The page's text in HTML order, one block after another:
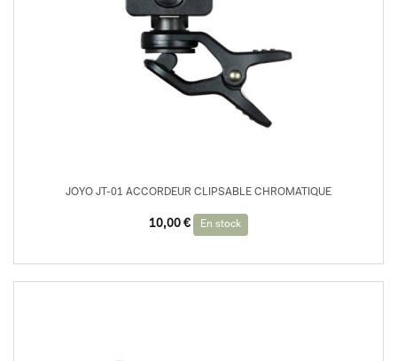
JOYO JT-01 ACCORDEUR CLIPSABLE CHROMATIQUE
10,00 € En stock